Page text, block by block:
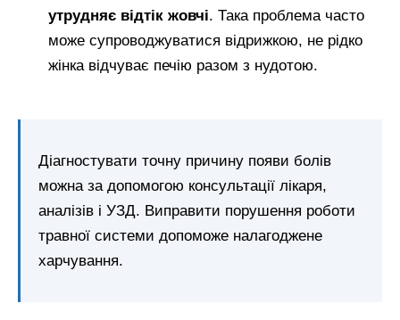
утрудняє відтік жовчі. Така проблема часто
може супроводжуватися відрижкою, не рідко
жінка відчуває печію разом з нудотою.
Діагностувати точну причину появи болів
можна за допомогою консультації лікаря,
аналізів і УЗД. Виправити порушення роботи
травної системи допоможе налагоджене
харчування.